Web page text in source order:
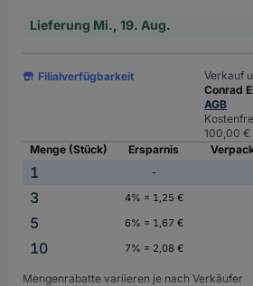
Lieferung Mi., 19. Aug.
Filialverfügbarkeit
Verkauf
Conrad
AGB
100,00 €
Menge (Stück)
Ersparnis
1 -
3
4% = 1,25 €
5
6% = 1,67 €
10
7% = 2,08 €
Mengenrabatte variieren je nach Verkäufer